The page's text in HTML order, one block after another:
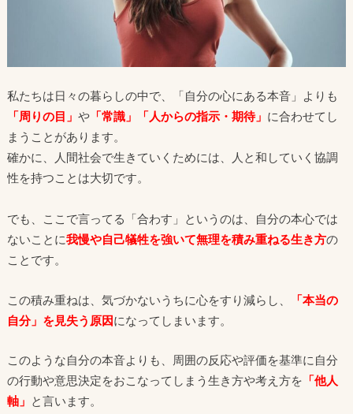
私たちは日々の暮らしの中で、「自分の心にある本音」よりも
「周りの目」 や「常識」「人からの指示・期待」 に合わせてし
まうことがあります。
確かに、人間社会で生きていくためには、人と和していく協調
性を持つことは大切です。
でも、ここで言ってる「合わす」というのは、自分の本心では
ないことに我慢や自己犠牲を強いて無理を積み重ねる生き方の
ことです。
この積み重ねは、気づかないうちに心をすり減らし、
「本当の
自分」を見失う原因になってしまいます。
このような自分の本音よりも、周囲の反応や評価を基準に自分
の行動や意思決定をおこなってしまう生き方や考え方を 「他人
軸」 と言います。